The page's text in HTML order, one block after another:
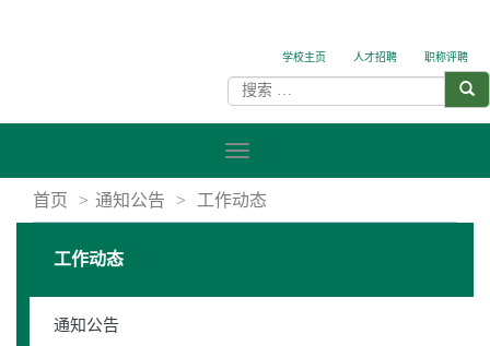
职称评聘
人才招聘
学校主页
首页 > 通知公告 > 工作动态
工作动态
通知公告